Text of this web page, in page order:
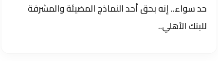
حد سواء.. إنه بحق أحد النماذج المضيئة والمشرفة
للبنك الأهلي..